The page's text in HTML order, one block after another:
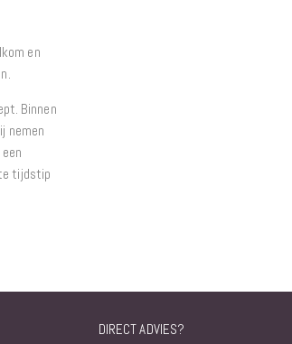
en
Binnen
nemen
tijdstip
DIRECT ADVIES?